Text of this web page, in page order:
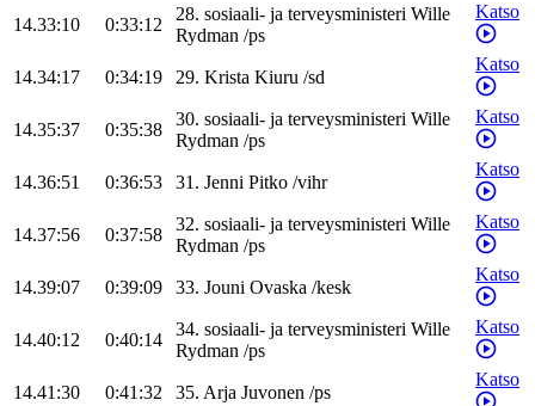
14.33:10 0:33:12
28. sosiaali- ja terveysministeri Wille
Rydman /ps
Katso
14.34:17 0:34:19 29. Krista Kiuru /sd
Katso
14.35:37 0:35:38
30. sosiaali- ja terveysministeri Wille
Rydman /ps
Katso
14.36:51 0:36:53 31. Jenni Pitko /vihr
Katso
14.37:56 0:37:58
32. sosiaali- ja terveysministeri Wille
Rydman /ps
Katso
14.39:07 0:39:09 33. Jouni Ovaska /kesk
Katso
14.40:12 0:40:14
34. sosiaali- ja terveysministeri Wille
Rydman /ps
Katso
14.41:30 0:41:32 35. Arja Juvonen /ps
Katso